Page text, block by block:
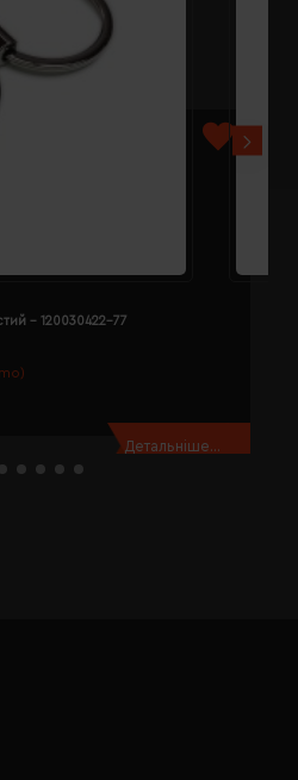
- 120030422-77
Детальніше...